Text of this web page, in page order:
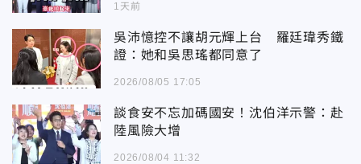
1天前
吳沛憶控不讓胡元輝上台 羅廷瑋秀鐵
證：她和吳思瑤都同意了
2026/08/05 17:05
談食安不忘加碼國安！沈伯洋示警：赴
陸風險大增
2026/08/04 11:32